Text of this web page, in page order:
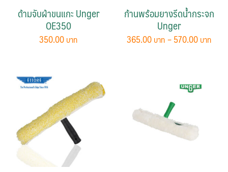
ด้ามจับผ้าขนแกะ Unger
OE350
350.00
ก้านพร้อมยางรีดน้ำกระจก
Unger
365.00 –570.00
has
multiple
variants.
The
options